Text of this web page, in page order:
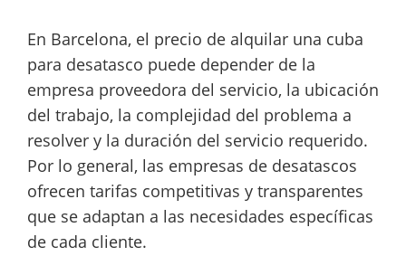
En Barcelona, el precio de alquilar una cuba
para desatasco puede depender de la
empresa proveedora del servicio, la ubicación
del trabajo, la complejidad del problema a
resolver y la duración del servicio requerido.
Por lo general, las empresas de desatascos
ofrecen tarifas competitivas y transparentes
que se adaptan a las necesidades específicas
de cada cliente.